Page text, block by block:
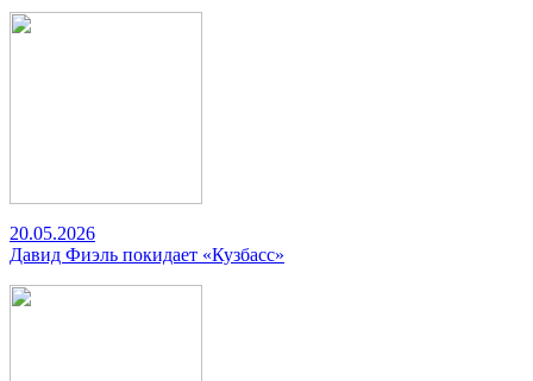
20.05.2026
Давид Фиэль покидает «Кузбасс»